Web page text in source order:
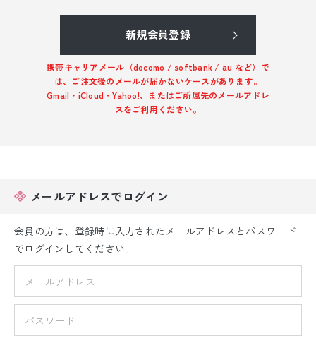
振袖レンタル
卒業式袴レンタル
ベビー着物レンタル
ジュニア着物レンタル
紋付袴レンタル
新規会員登録
携帯キャリアメール（docomo / softbank / au など）で
は、ご注文後のメールが届かないケースがあります。
Gmail・iCloud・Yahoo!、またはご所属先のメールアドレ
スをご利用ください。
メールアドレスでログイン
会員の方は、登録時に入力されたメールアドレスとパスワード
でログインしてください。